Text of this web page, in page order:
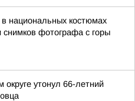
в национальных костюмах
снимков фотографа с горы
округе утонул 66-летний